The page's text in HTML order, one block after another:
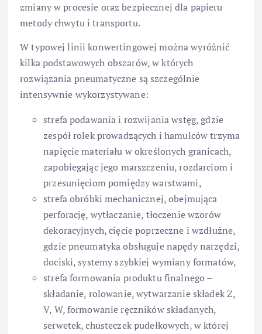
zmiany w procesie oraz bezpiecznej dla papieru
metody chwytu i transportu.
W typowej linii konwertingowej można wyróżnić
kilka podstawowych obszarów, w których
rozwiązania pneumatyczne są szczególnie
intensywnie wykorzystywane:
strefa podawania i rozwijania wstęg, gdzie
zespół rolek prowadzących i hamulców trzyma
napięcie materiału w określonych granicach,
zapobiegając jego marszczeniu, rozdarciom i
przesunięciom pomiędzy warstwami,
strefa obróbki mechanicznej, obejmująca
perforację, wytłaczanie, tłoczenie wzorów
dekoracyjnych, cięcie poprzeczne i wzdłużne,
gdzie pneumatyka obsługuje napędy narzędzi,
dociski, systemy szybkiej wymiany formatów,
strefa formowania produktu finalnego –
składanie, rolowanie, wytwarzanie składek Z,
V, W, formowanie ręczników składanych,
serwetek, chusteczek pudełkowych, w której